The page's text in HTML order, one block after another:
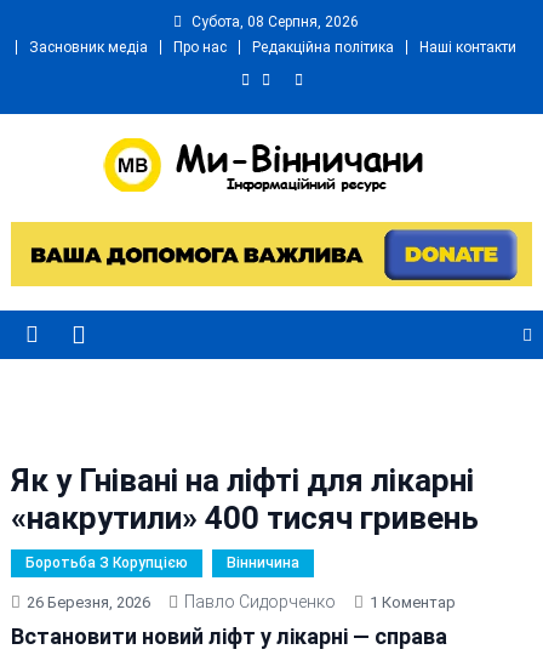
Субота, 08 Серпня, 2026
Засновник медіа
Про нас Редакційна політика Наші контакти
Ми Вінничани
Як у Гнівані на ліфті для лікарні
«накрутили» 400 тисяч гривень
Боротьба З Корупцією Вінничина
26 Березня, 2026 Павло Сидорченко 1 КоментарДо
Встановити новий ліфт у лікарні — справа